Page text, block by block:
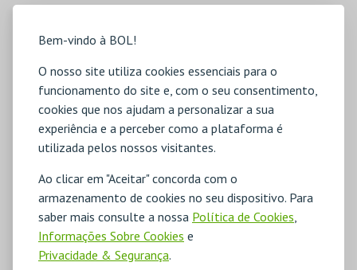
Bem-vindo à BOL!
O nosso site utiliza cookies essenciais para o
funcionamento do site e, com o seu consentimento,
cookies que nos ajudam a personalizar a sua
experiência e a perceber como a plataforma é
utilizada pelos nossos visitantes.
Ao clicar em "Aceitar" concorda com o
armazenamento de cookies no seu dispositivo. Para
saber mais consulte a nossa Política de Cookies
Informações Sobre Cookies e
Privacidade & Segurança.